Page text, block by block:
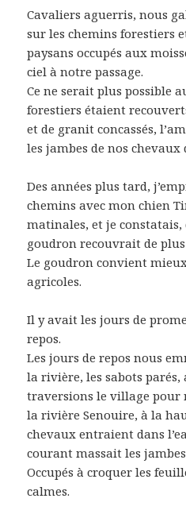
Cavaliers aguerris, nous
sur les chemins forestiers
paysans occupés aux
ciel à notre passage.
Ce ne serait plus possible
forestiers étaient
et de granit concassés,
les jambes de nos chevaux
Des années plus tard,
chemins avec mon chien
matinales, et je constatais,
goudron recouvrait de
Le goudron convient
agricoles.
Il y avait les jours de
repos.
Les jours de repos nous
la rivière, les sabots parés,
traversions le village pour
la rivière Senouire, à la
chevaux entraient dans
courant massait les
Occupés à croquer les
calmes.